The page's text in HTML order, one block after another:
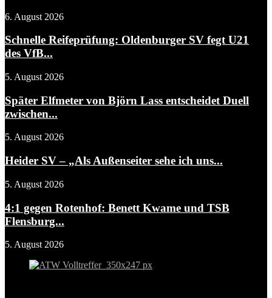
6. August 2026
Schnelle Reifeprüfung: Oldenburger SV fegt U21
des VfB...
5. August 2026
Später Elfmeter von Björn Lass entscheidet Duell
zwischen...
5. August 2026
Heider SV – „Als Außenseiter sehe ich uns...
5. August 2026
4:1 gegen Rotenhof: Benett Kwame und TSB
Flensburg...
5. August 2026